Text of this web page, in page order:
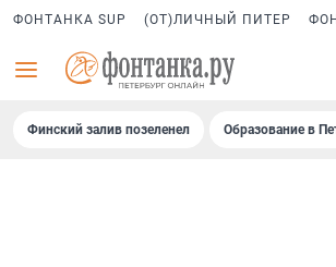
ФОНТАНКА SUP (ОТ)ЛИЧНЫЙ ПИТЕР
Финский залив позеленел Образование в